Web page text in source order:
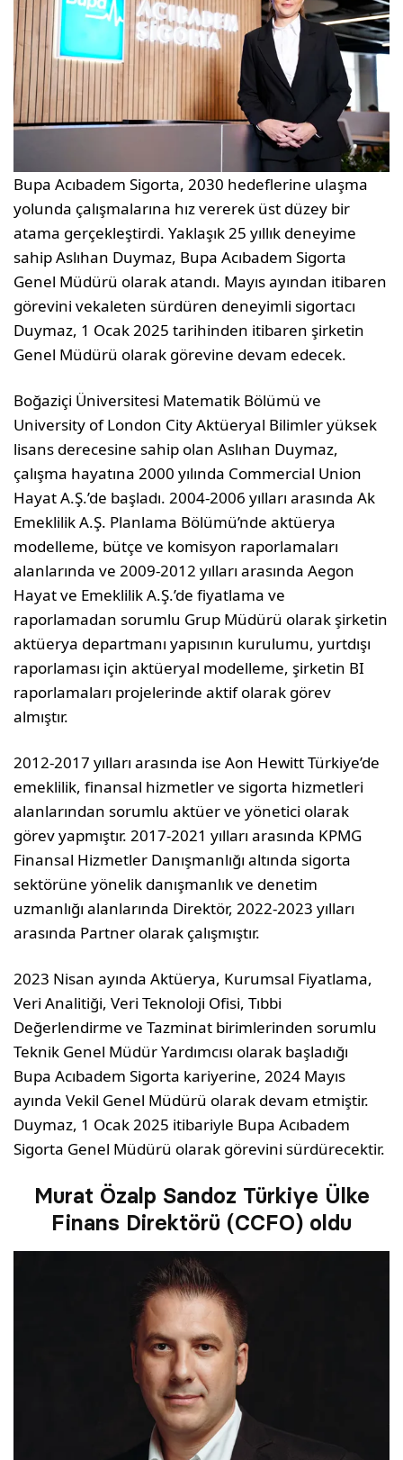
Bupa Acıbadem Sigorta, 2030 hedeflerine ulaşma
yolunda çalışmalarına hız vererek üst düzey bir
atama gerçekleştirdi. Yaklaşık 25 yıllık deneyime
sahip Aslıhan Duymaz, Bupa Acıbadem Sigorta
Genel Müdürü olarak atandı. Mayıs ayından itibaren
görevini vekaleten sürdüren deneyimli sigortacı
Duymaz, 1 Ocak 2025 tarihinden itibaren şirketin
Genel Müdürü olarak görevine devam edecek.
Boğaziçi Üniversitesi Matematik Bölümü ve
University of London City Aktüeryal Bilimler yüksek
lisans derecesine sahip olan Aslıhan Duymaz,
çalışma hayatına 2000 yılında Commercial Union
Hayat A.Ş.’de başladı. 2004-2006 yılları arasında Ak
Emeklilik A.Ş. Planlama Bölümü’nde aktüerya
modelleme, bütçe ve komisyon raporlamaları
alanlarında ve 2009-2012 yılları arasında Aegon
Hayat ve Emeklilik A.Ş.’de fiyatlama ve
raporlamadan sorumlu Grup Müdürü olarak şirketin
aktüerya departmanı yapısının kurulumu, yurtdışı
raporlaması için aktüeryal modelleme, şirketin BI
raporlamaları projelerinde aktif olarak görev
almıştır.
2012-2017 yılları arasında ise Aon Hewitt Türkiye’de
emeklilik, finansal hizmetler ve sigorta hizmetleri
alanlarından sorumlu aktüer ve yönetici olarak
görev yapmıştır. 2017-2021 yılları arasında KPMG
Finansal Hizmetler Danışmanlığı altında sigorta
sektörüne yönelik danışmanlık ve denetim
uzmanlığı alanlarında Direktör, 2022-2023 yılları
arasında Partner olarak çalışmıştır.
2023 Nisan ayında Aktüerya, Kurumsal Fiyatlama,
Veri Analitiği, Veri Teknoloji Ofisi, Tıbbi
Değerlendirme ve Tazminat birimlerinden sorumlu
Teknik Genel Müdür Yardımcısı olarak başladığı
Bupa Acıbadem Sigorta kariyerine, 2024 Mayıs
ayında Vekil Genel Müdürü olarak devam etmiştir.
Duymaz, 1 Ocak 2025 itibariyle Bupa Acıbadem
Sigorta Genel Müdürü olarak görevini sürdürecektir.
Murat Özalp Sandoz Türkiye Ülke
Finans Direktörü (CCFO) oldu